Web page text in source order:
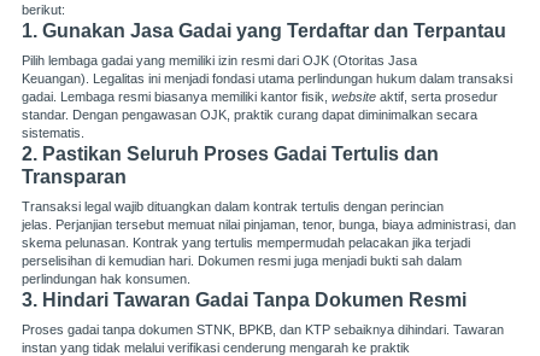
berikut:
1. Gunakan Jasa Gadai yang Terdaftar dan Terpantau
Pilih lembaga gadai yang memiliki izin resmi dari OJK (Otoritas Jasa
Keuangan). Legalitas ini menjadi fondasi utama perlindungan hukum dalam transaksi
gadai. Lembaga resmi biasanya memiliki kantor fisik, website aktif, serta prosedur
standar. Dengan pengawasan OJK, praktik curang dapat diminimalkan secara
sistematis.
2. Pastikan Seluruh Proses Gadai Tertulis dan
Transparan
Transaksi legal wajib dituangkan dalam kontrak tertulis dengan perincian
jelas. Perjanjian tersebut memuat nilai pinjaman, tenor, bunga, biaya administrasi, dan
skema pelunasan. Kontrak yang tertulis mempermudah pelacakan jika terjadi
perselisihan di kemudian hari. Dokumen resmi juga menjadi bukti sah dalam
perlindungan hak konsumen.
3. Hindari Tawaran Gadai Tanpa Dokumen Resmi
Proses gadai tanpa dokumen STNK, BPKB, dan KTP sebaiknya dihindari. Tawaran
instan yang tidak melalui verifikasi cenderung mengarah ke praktik